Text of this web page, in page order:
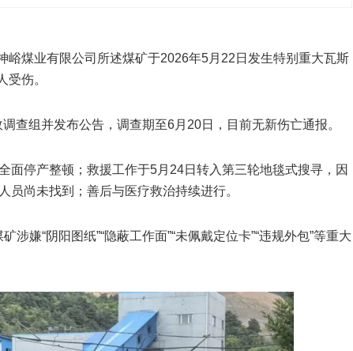
峪煤业有限公司所述煤矿于2026年5月22日发生特别重大瓦斯
伤。
查组并发布公告，调查期至6月20日，目前无新伤亡通报。
面停产整顿‌；救援工作于5月24日转入第三轮地毯式搜寻，因
员尚未找到‌；善后与医疗救治持续进行。
涉嫌“阴阳图纸”“隐蔽工作面”“未佩戴定位卡”“违规外包”等重大